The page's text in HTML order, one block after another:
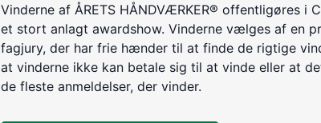
Vinderne af ÅRETS HÅNDVÆRKER® offentligøres i
et stort anlagt awardshow. Vinderne vælges af en
fagjury, der har frie hænder til at finde de rigtige
at vinderne ikke kan betale sig til at vinde eller at
de fleste anmeldelser, der vinder.